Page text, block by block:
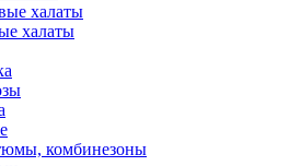
халаты
халаты
комбинезоны